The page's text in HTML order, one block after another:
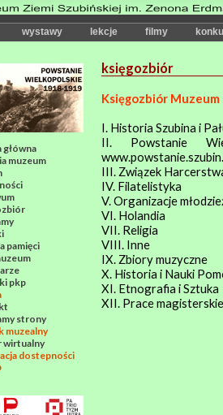
wystawy lekcje filmy
muzeum
pamięci
pkp
strony
muzealny
wirtualny
dostepności
księgozbiór
Księgozbiór Muzeum
I. Historia Szubina i
II. Powstanie
III. Związek
IV. Filatelistyka
V. Organizacje
VI. Holandia
VII. Religia
VIII. Inne
IX. Zbiory muzyczne
X. Historia i Nauki
XI. Etnografia i Sztuka
XII. Prace